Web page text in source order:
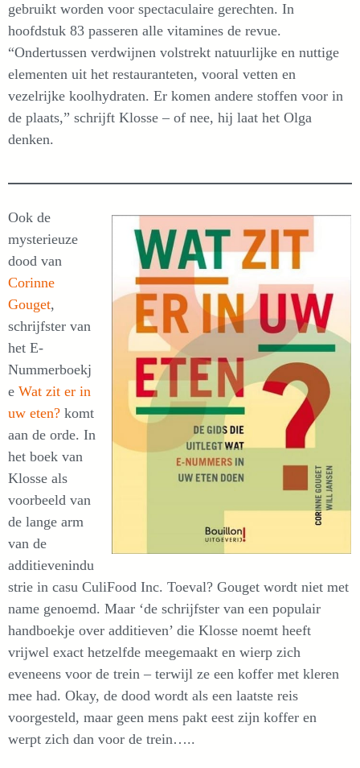
gebruikt worden voor spectaculaire gerechten. In
hoofdstuk 83 passeren alle vitamines de revue.
“Ondertussen verdwijnen volstrekt natuurlijke en nuttige
elementen uit het restauranteten, vooral vetten en
vezelrijke koolhydraten. Er komen andere stoffen voor in
de plaats,” schrijft Klosse – of nee, hij laat het Olga
denken.
Ook de
mysterieuze
dood van
Corinne
Gouget,
schrijfster van
het E-
Nummerboekj
e Wat zit er in
uw eten? komt
aan de orde. In
het boek van
Klosse als
voorbeeld van
de lange arm
van de
additievenindu
strie in casu CuliFood Inc. Toeval? Gouget wordt niet met
name genoemd. Maar ‘de schrijfster van een populair
handboekje over additieven’ die Klosse noemt heeft
vrijwel exact hetzelfde meegemaakt en wierp zich
eveneens voor de trein – terwijl ze een koffer met kleren
mee had. Okay, de dood wordt als een laatste reis
voorgesteld, maar geen mens pakt eest zijn koffer en
werpt zich dan voor de trein…..